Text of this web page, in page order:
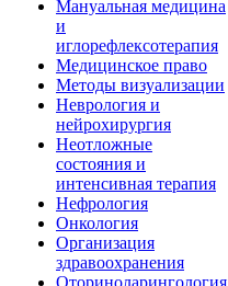
Мануальная медицина
и
иглорефлексотерапия
Медицинское право
Методы визуализации
Неврология и
нейрохирургия
Неотложные
состояния и
интенсивная терапия
Нефрология
Онкология
Организация
здравоохранения
Оториноларингология